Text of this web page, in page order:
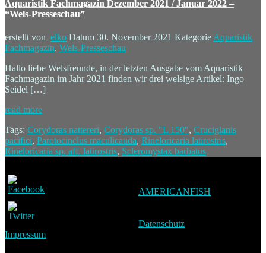
Aquaristik Fachmagazin Dezember 2021 / Januar 2022 –
“Wels-Presseschau”
erstellt von elko Datum 30. November 2021 Kategorie Aquaristik
Fachmagazin, Wels-Presseschau
Hallo liebe Welsfreunde, in der letzten Ausgabe vom Aquaristik
Fachmagazin im Jahr 2021 finden wir drei welsige Artikel: Ingo
Seidel […]
read more
Tags: Corydoras nattereri, Corydoras sp. "L 150", Cruciglanis
pacifici, Parotocinclus maculicauda, Rineloricaria latirostris,
Rineloricaria sp. aff. latirostris, Scleromystax barbatus
AMERICANFISH
Datenschutz
Impressum